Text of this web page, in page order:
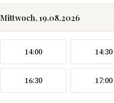
Mittwoch, 19.08.2026
14:00 14:30
16:30 17:00